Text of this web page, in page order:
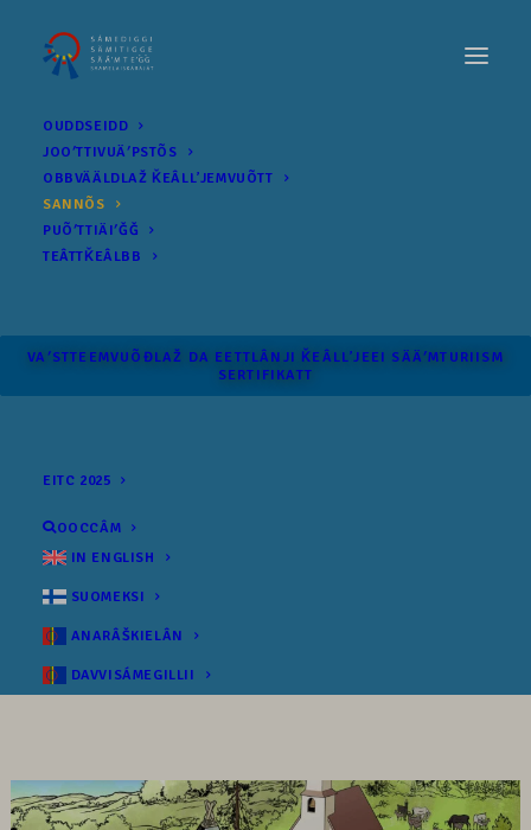
OUDDSEIDD
JOOʹTTIVUÄʹPSTÕS
OBBVÄÄLDLAŽ ǨEÂLLʼJEMVUÕTT
SANNÕS
PUÕʹTTIÄIʹǦǦ
TEÂTTǨEÂLBB
VAʹSTTEEMVUÕĐLAŽ DA EETTLÂNJI ǨEÂLLʼJEEI SÄÄʹM­TURIISM
SERTIFIKATT
EITC 2025
OOCCÂM
IN ENGLISH
SUOMEKSI
ANARÂŠKIELÂN
DAVVISÁMEGILLII